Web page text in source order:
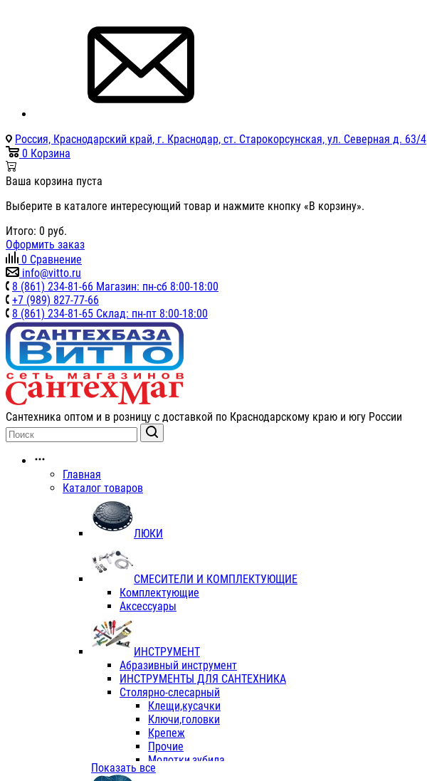
Россия, Краснодарский край, г. Краснодар, ст. Старокорсунская, ул. Северная д. 63/4
0 Корзина
Ваша корзина пуста
Выберите в каталоге интересующий товар и нажмите кнопку «В корзину».
Итого: 0 руб.
Оформить заказ
0 Сравнение
info@vitto.ru
8 (861) 234-81-66 Магазин: пн-сб 8:00-18:00
+7 (989) 827-77-66
8 (861) 234-81-65 Склад: пн-пт 8:00-18:00
Сантехника оптом и в розницу с доставкой по Краснодарскому краю и югу России
Главная
Каталог товаров
ЛЮКИ
СМЕСИТЕЛИ И КОМПЛЕКТУЮЩИЕ
Комплектующие
Аксессуары
ИНСТРУМЕНТ
Абразивный инструмент
ИНСТРУМЕНТЫ ДЛЯ САНТЕХНИКА
Столярно-слесарный
Клещи,кусачки
Ключи,головки
Крепеж
Прочие
Молотки,зубила
Пассатижи,тонкогубцы,утконосы
Показать все